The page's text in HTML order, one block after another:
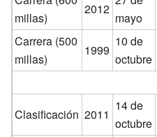
millas)
2012
mayo
Carrera (500
millas)
1999
10 de
octubre
Clasificación 2011
14 de
octubre